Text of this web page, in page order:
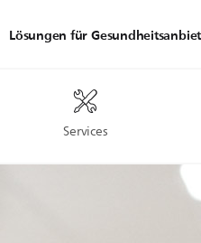
Lösungen für
Services